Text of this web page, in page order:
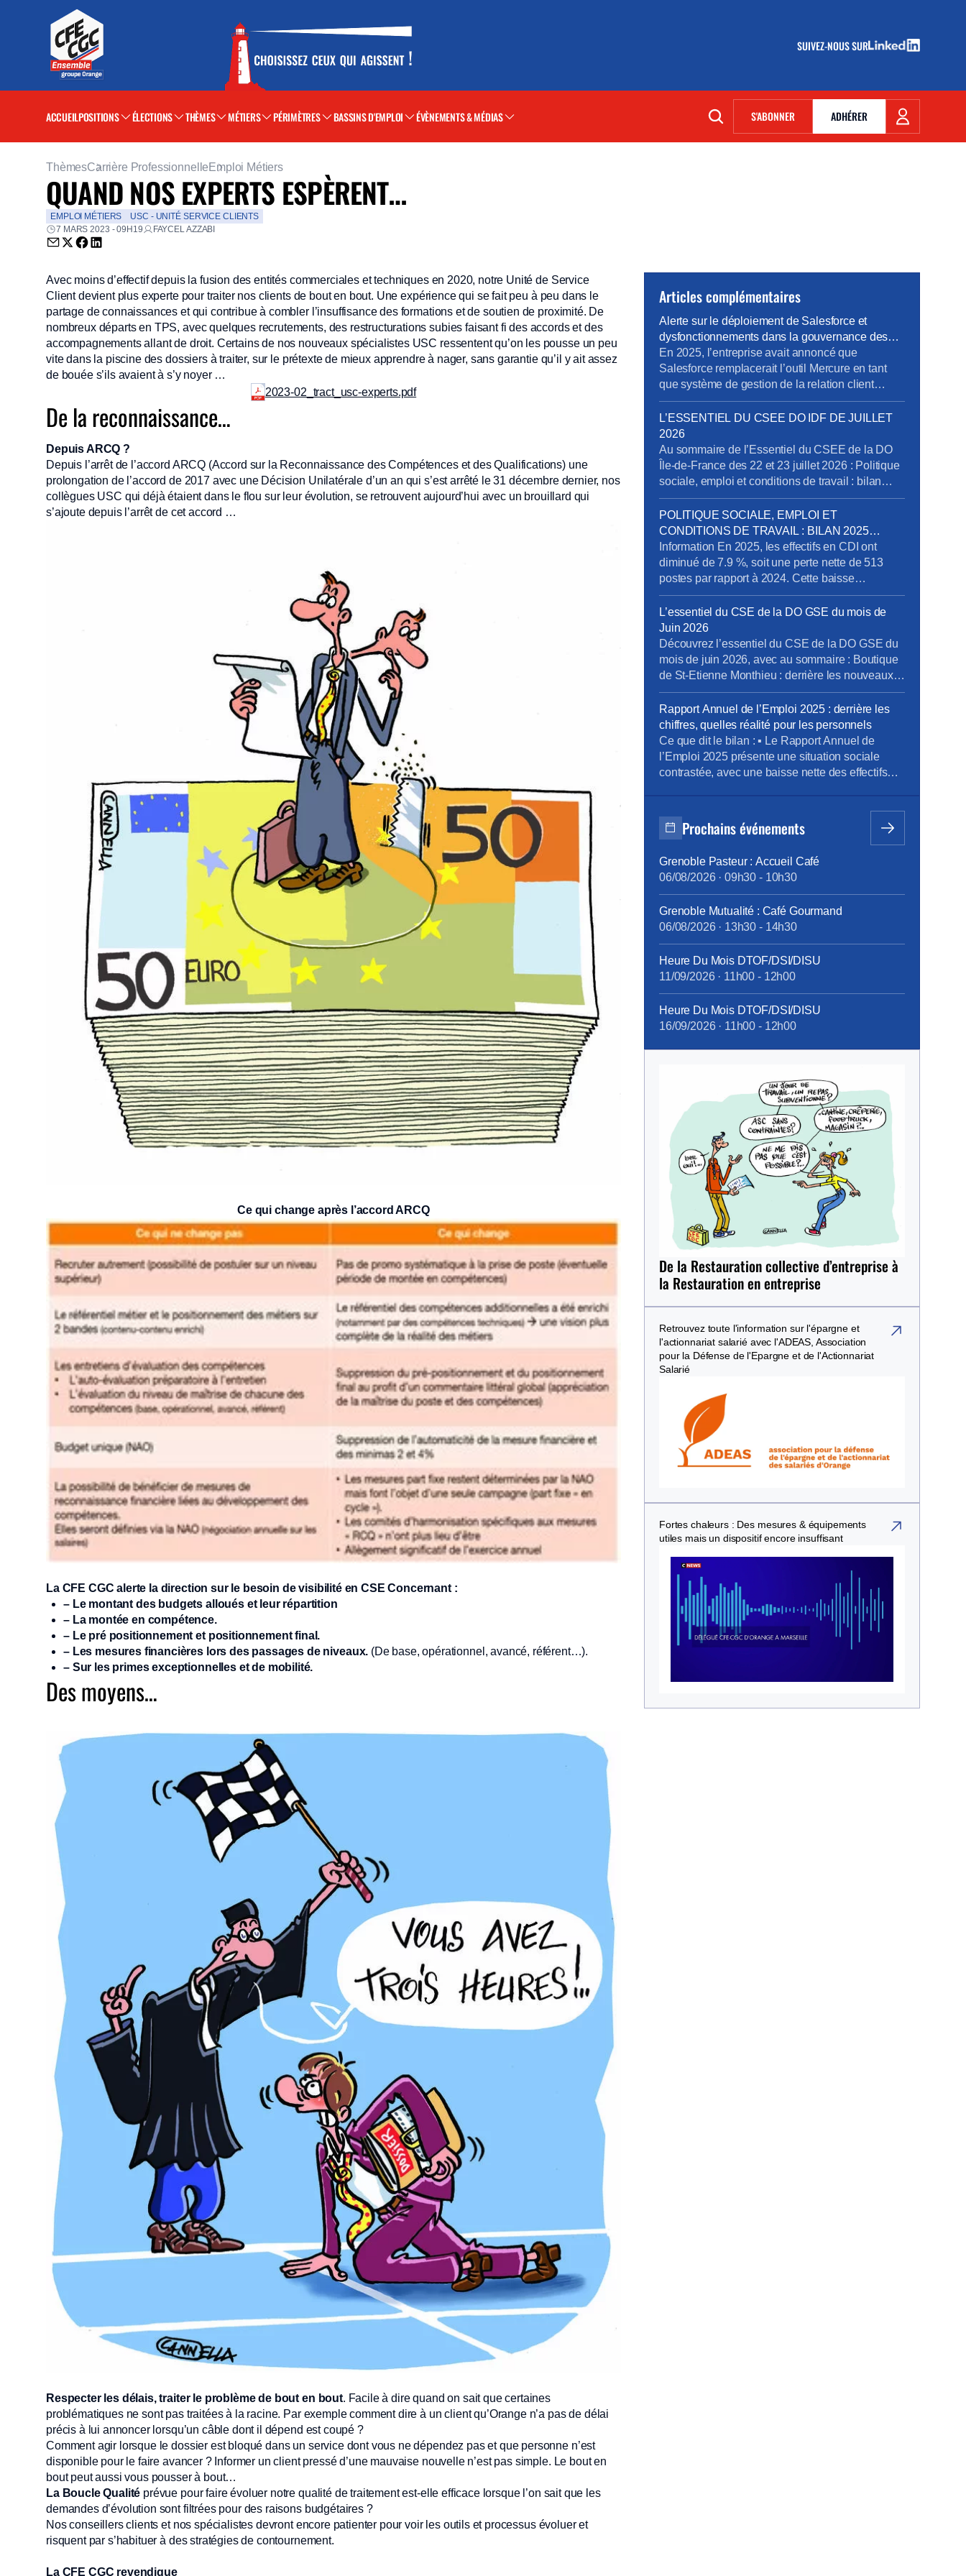
SUIVEZ-NOUS SUR
(NOUVELLE FENÊTRE)
ACCUEILPOSITIONS ÉLECTIONS THÈMES MÉTIERS PÉRIMÈTRES BASSINS D'EMPLOI ÉVÈNEMENTS & MÉDIAS S'ABONNER(NOUVELLE FENÊTRE)
ADHÉRER
ThèmesCarrière Professionnelle Emploi Métiers
QUAND NOS EXPERTS ESPÈRENT…
EMPLOI MÉTIERS
USC - UNITÉ SERVICE CLIENTS
7 MARS 2023 - 09H19
FAYCEL AZZABI
Envoyer par email (nouvelle fenêtre)
Partager sur Twitter (nouvelle fenêtre)
Partager sur Facebook (nouvelle fenêtre)
Partager sur LinkedIn (nouvelle fenêtre)
Avec moins d’effectif depuis la fusion des entités commerciales et techniques en 2020, notre Unité de Service
Client devient plus experte pour traiter nos clients de bout en bout. Une expérience qui se fait peu à peu dans le
partage de connaissances et qui contribue à combler l’insuffisance des formations et de soutien de proximité. De
nombreux départs en TPS, avec quelques recrutements, des restructurations subies faisant fi des accords et des
accompagnements allant de droit. Certains de nos nouveaux spécialistes USC ressentent qu’on les pousse un peu
vite dans la piscine des dossiers à traiter, sur le prétexte de mieux apprendre à nager, sans garantie qu’il y ait assez
de bouée s’ils avaient à s’y noyer …
2023-02_tract_usc-experts.pdf
De la reconnaissance…
Depuis ARCQ ?
Depuis l’arrêt de l’accord ARCQ (Accord sur la Reconnaissance des Compétences et des Qualifications) une
prolongation de l’accord de 2017 avec une Décision Unilatérale d’un an qui s’est arrêté le 31 décembre dernier, nos
collègues USC qui déjà étaient dans le flou sur leur évolution, se retrouvent aujourd’hui avec un brouillard qui
s’ajoute depuis l’arrêt de cet accord …
Ce qui change après l’accord ARCQ
La CFE CGC alerte la direction sur le besoin de visibilité en CSE Concernant :
– Le montant des budgets alloués et leur répartition
– La montée en compétence.
– Le pré positionnement et positionnement final.
– Les mesures financières lors des passages de niveaux. (De base, opérationnel, avancé, référent…).
– Sur les primes exceptionnelles et de mobilité.
Des moyens…
Respecter les délais, traiter le problème de bout en bout. Facile à dire quand on sait que certaines
problématiques ne sont pas traitées à la racine. Par exemple comment dire à un client qu’Orange n’a pas de délai
précis à lui annoncer lorsqu’un câble dont il dépend est coupé ?
Comment agir lorsque le dossier est bloqué dans un service dont vous ne dépendez pas et que personne n’est
disponible pour le faire avancer ? Informer un client pressé d’une mauvaise nouvelle n’est pas simple. Le bout en
bout peut aussi vous pousser à bout…
La Boucle Qualité prévue pour faire évoluer notre qualité de traitement est-elle efficace lorsque l’on sait que les
demandes d’évolution sont filtrées pour des raisons budgétaires ?
Nos conseillers clients et nos spécialistes devront encore patienter pour voir les outils et processus évoluer et
risquent par s’habituer à des stratégies de contournement.
La CFE CGC revendique
Articles complémentaires
Alerte sur le déploiement de Salesforce et
dysfonctionnements dans la gouvernance des
projets métiers
En 2025, l’entreprise avait annoncé que
Salesforce remplacerait l’outil Mercure en tant
que système de gestion de la relation client
(CRM). À cette occasion, la Direction Pro-PME et
la Direction du Système d’Information (DSI)
avaient sollicité chaque métier pour élaborer un
cahier des charges rigoureux, destiné à prendre
en compte les besoins terrain spécifiques de […]
L’ESSENTIEL DU CSEE DO IDF DE JUILLET
2026
Au sommaire de l’Essentiel du CSEE de la DO
Île-de-France des 22 et 23 juillet 2026 : Politique
sociale, emploi et conditions de travail : bilan
2025 emploi, perspectives et compétences Pôle
Obligations Légales de Paris : dénonciation
d’usage et mise en conformité des déclarations
des heures et périodes d’astreinte Recrutement
d’un préventeur au sein […]
POLITIQUE SOCIALE, EMPLOI ET
CONDITIONS DE TRAVAIL : BILAN 2025
EMPLOI, PERSPECTIVES ET
COMPÉTENCES
Information En 2025, les effectifs en CDI ont
diminué de 7.9 %, soit une perte nette de 513
postes par rapport à 2024. Cette baisse
s’explique par un volume important de départs de
l’entreprise (392 au total, dont 348 départs à la
retraite) qui ne sont pas remplacés. On observe
par ailleurs un net ralentissement […]
L’essentiel du CSE de la DO GSE du mois de
Juin 2026
Découvrez l’essentiel du CSE de la DO GSE du
mois de juin 2026, avec au sommaire : Boutique
de St-Etienne Monthieu : derrière les nouveaux
horaires, quel impact réel? Rapport Annuel de
l’Emploi 2025 : derrière les chiffres, quelles
réalité pour les personnels Climatisation l’été,
chauffage l’hiver : les personnels ne doivent plus
subir l’impréparation […]
Rapport Annuel de l’Emploi 2025 : derrière les
chiffres, quelles réalité pour les personnels
Ce que dit le bilan : ▪ Le Rapport Annuel de
l’Emploi 2025 présente une situation sociale
contrastée, avec une baisse nette des effectifs
mais ceux-ci restent très loin des 318 sorties
définitives, dont une très grande majorité […]
Prochains événements
Grenoble Pasteur : Accueil Café
06/08/2026· 09h30 - 10h30
Grenoble Mutualité : Café Gourmand
06/08/2026· 13h30 - 14h30
Heure Du Mois DTOF/DSI/DISU
11/09/2026· 11h00 - 12h00
Heure Du Mois DTOF/DSI/DISU
16/09/2026· 11h00 - 12h00
De la Restauration collective d’entreprise à
la Restauration en entreprise
Retrouvez toute l'information sur l'épargne et
l'actionnariat salarié avec l'ADEAS, Association
pour la Défense de l'Epargne et de l'Actionnariat
Salarié
(nouvelle fenêtre)
Fortes chaleurs : Des mesures & équipements
utiles mais un dispositif encore insuffisant
(nouvelle fenêtre)